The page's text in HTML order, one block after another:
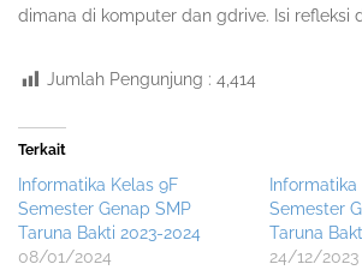
dimana di komputer dan gdrive. Isi refleksi
Jumlah Pengunjung : 4,414
Terkait
Informatika Kelas 9F
Semester Genap SMP
Taruna Bakti 2023-2024
08/01/2024
Semester
Taruna
24/12/2023